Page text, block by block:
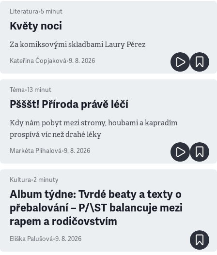
Literatura•5 minut
Květy noci
Za komiksovými skladbami Laury Pérez
Kateřina Čopjaková•9. 8. 2026
Téma•13 minut
Pšššt! Příroda právě léčí
Kdy nám pobyt mezi stromy, houbami a kapradím
prospívá víc než drahé léky
Markéta Plíhalová•9. 8. 2026
Kultura•2 minuty
Album týdne: Tvrdé beaty a texty o
přebalování – P/\ST balancuje mezi
rapem a rodičovstvím
Eliška Palušová•9. 8. 2026